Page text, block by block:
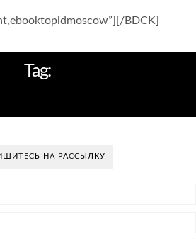
BDCK]
Tag:
НА РАССЫЛКУ